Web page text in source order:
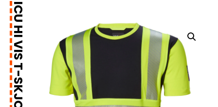
ICU HI VIS T-SKJORTE